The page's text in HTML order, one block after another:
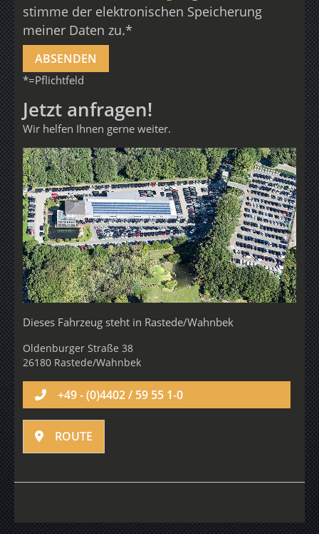
stimme der elektronischen Speicherung
meiner Daten zu.*
*=Pflichtfeld
Jetzt anfragen!
Wir helfen Ihnen gerne weiter.
Dieses Fahrzeug steht in Rastede/Wahnbek
Oldenburger Straße 38
26180 Rastede/Wahnbek
+49 - (0)4402 / 59 55 1-0
ROUTE